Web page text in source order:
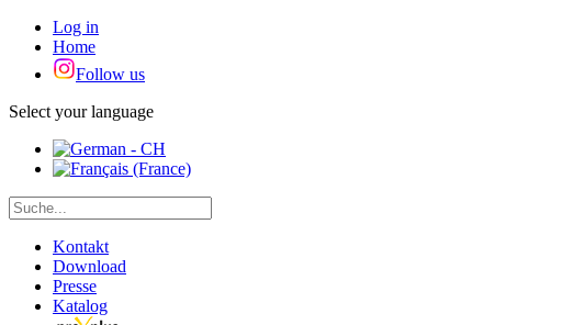
Log in
Home
Follow us
Select your language
Kontakt
Download
Presse
Katalog